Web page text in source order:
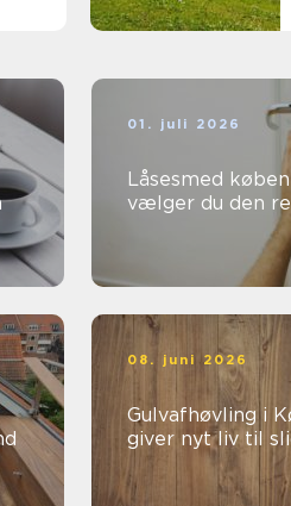
01. juli 2026
Låsesmed københavn
vælger du den
08. juni 2026
Gulvafhøvling i
giver nyt liv til